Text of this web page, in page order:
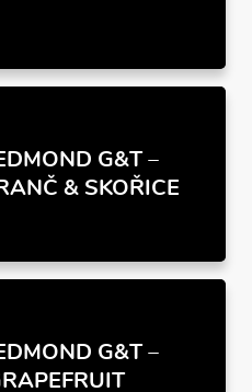
G&T –
& SKOŘICE
G&T –